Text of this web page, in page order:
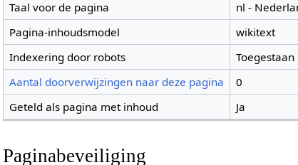
Taal voor de pagina
nl -
Pagina-inhoudsmodel
wikitext
Indexering door robots
Toegestaan
Aantal doorverwijzingen naar deze pagina
0
Geteld als pagina met inhoud
Ja
Paginabeveiliging